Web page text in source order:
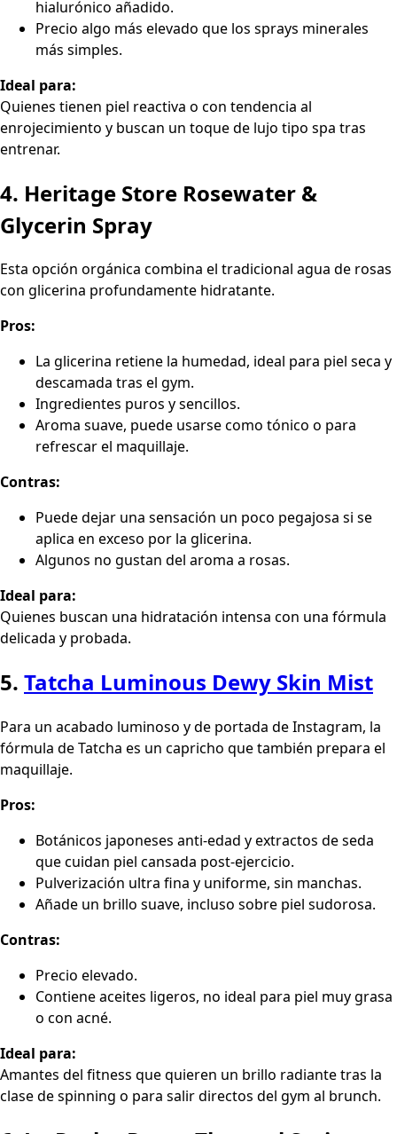
hialurónico añadido.
Precio algo más elevado que los sprays minerales
más simples.
Ideal para:
Quienes tienen piel reactiva o con tendencia al
enrojecimiento y buscan un toque de lujo tipo spa tras
entrenar.
4. Heritage Store Rosewater &
Glycerin Spray
Esta opción orgánica combina el tradicional agua de rosas
con glicerina profundamente hidratante.
Pros:
La glicerina retiene la humedad, ideal para piel seca y
descamada tras el gym.
Ingredientes puros y sencillos.
Aroma suave, puede usarse como tónico o para
refrescar el maquillaje.
Contras:
Puede dejar una sensación un poco pegajosa si se
aplica en exceso por la glicerina.
Algunos no gustan del aroma a rosas.
Ideal para:
Quienes buscan una hidratación intensa con una fórmula
delicada y probada.
5. Tatcha Luminous Dewy Skin Mist
Para un acabado luminoso y de portada de Instagram, la
fórmula de Tatcha es un capricho que también prepara el
maquillaje.
Pros:
Botánicos japoneses anti-edad y extractos de seda
que cuidan piel cansada post-ejercicio.
Pulverización ultra fina y uniforme, sin manchas.
Añade un brillo suave, incluso sobre piel sudorosa.
Contras:
Precio elevado.
Contiene aceites ligeros, no ideal para piel muy grasa
o con acné.
Ideal para:
Amantes del fitness que quieren un brillo radiante tras la
clase de spinning o para salir directos del gym al brunch.